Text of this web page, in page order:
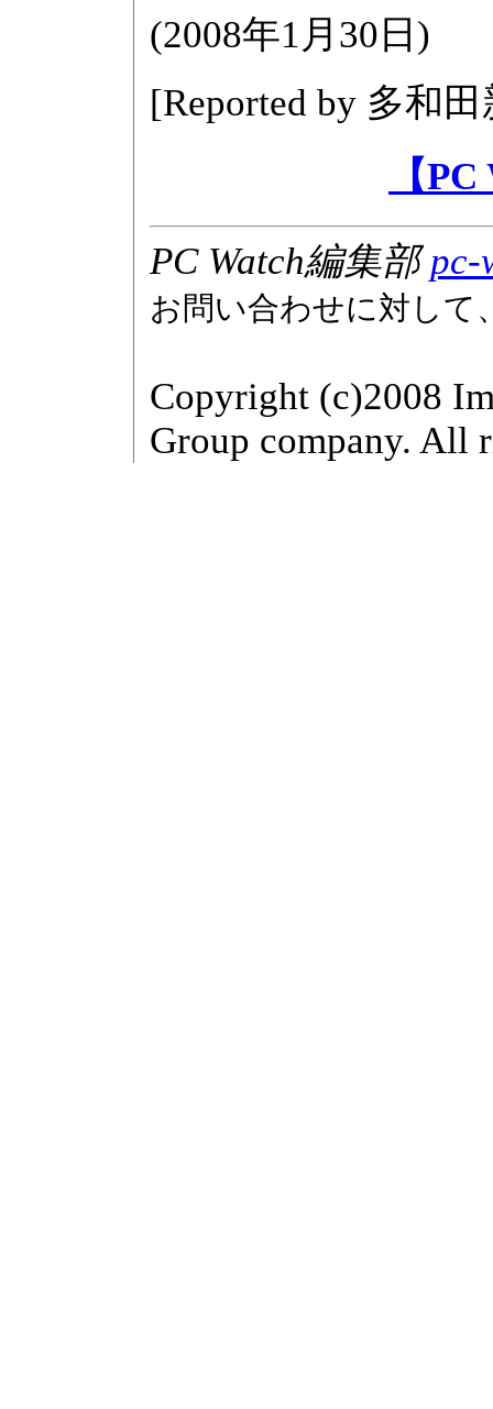
(2008年1月30日 )
[Reported by 多和田
【
PC Watch編集部pc-
お問い合わせに対して
Copyright (c)2008
Group company. All